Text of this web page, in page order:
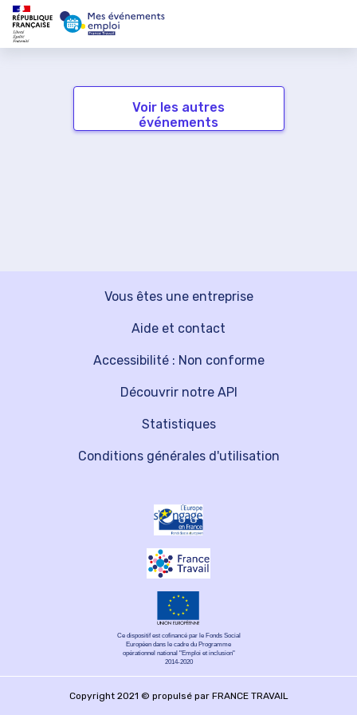
Voir les autres
événements
Vous êtes une entreprise
Découvrir notre API
Aide et contact
Statistiques
Accessibilité : Non conforme
Conditions générales d'utilisation
Ce dispositif est cofinancé par le Fonds Social
Européen dans le cadre du Programme
opérationnel national "Emploi et inclusion"
2014-2020
Copyright 2021 © propulsé par FRANCE TRAVAIL